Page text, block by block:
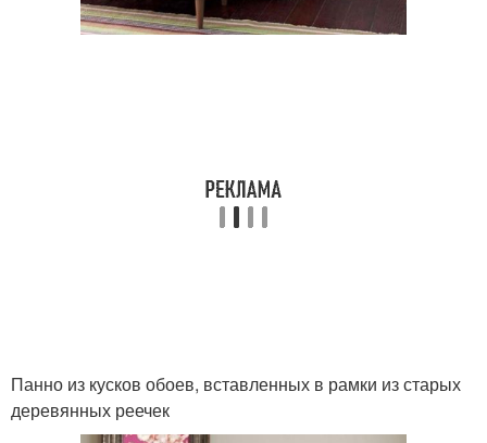
Панно из кусков обоев, вставленных в рамки из старых
деревянных реечек